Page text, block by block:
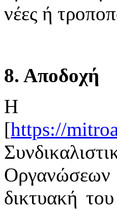
νέες ή
8. Αποδοχή
Η
[https://
δικτυακή